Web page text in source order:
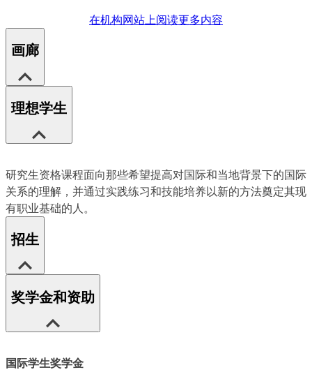
在机构网站上阅读更多内容
画廊
理想学生
研究生资格课程面向那些希望提高对国际和当地背景下的国际
关系的理解，并通过实践练习和技能培养以新的方法奠定其现
有职业基础的人。
招生
奖学金和资助
国际学生奖学金